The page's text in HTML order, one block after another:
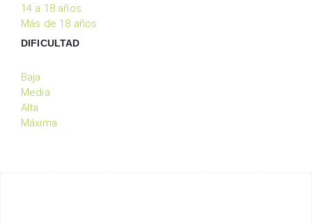
14 a 18 años
Más de 18 años
DIFICULTAD
Baja
Media
Alta
Máxima